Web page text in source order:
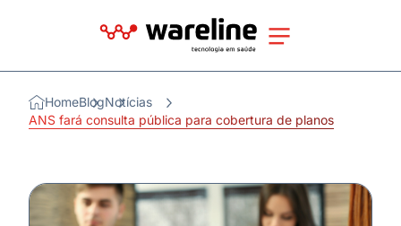
HomeBlogNotícias
ANS fará consulta pública para cobertura de planos